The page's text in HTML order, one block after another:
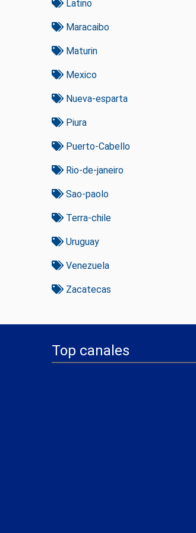
Latino
Maracaibo
Maturin
Mexico
Nueva-esparta
Piura
Puerto-Cabello
Rio-de-janeiro
Sao-paolo
Terra-chile
Uruguay
Venezuela
Zacatecas
Top canales